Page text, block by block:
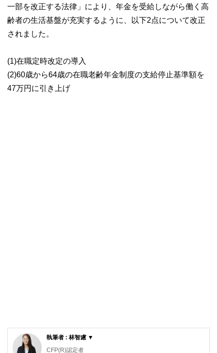
一部を改正する法律」により、年金を受給しながら働く高
齢者の生活基盤が充実するように、以下2点について改正
されました。
(1)在職定時改定の導入
(2)60歳から64歳の在職老齢年金制度の支給停止基準額を
47万円に引き上げ
執筆者 : 林智慮 ▼
CFP(R)認定者